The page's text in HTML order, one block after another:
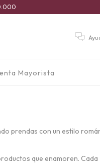
Mayorista
prendas con un estilo
que enamoren. Cada